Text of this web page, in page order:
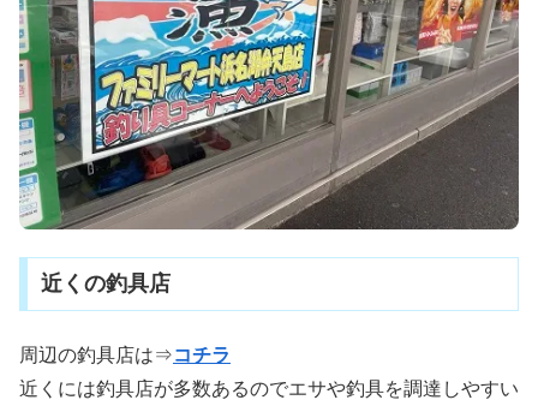
近くの釣具店
周辺の釣具店は⇒コチラ
近くには釣具店が多数あるのでエサや釣具を調達しやすい